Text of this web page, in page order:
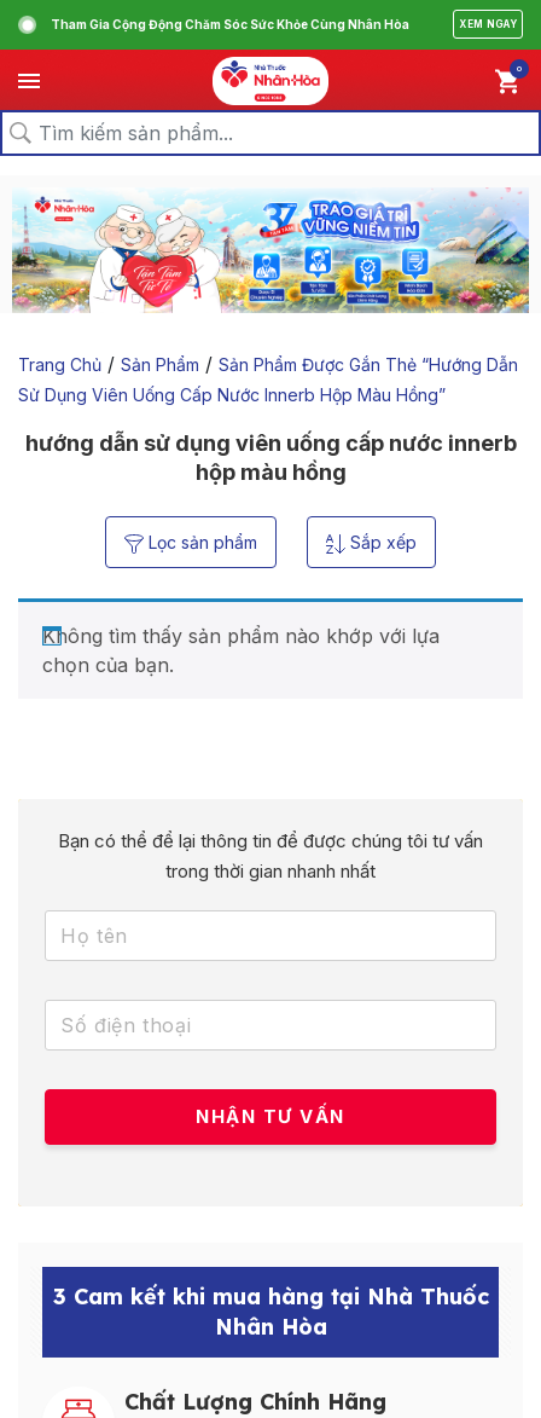
Tham Gia Cộng Động Chăm Sóc Sức Khỏe Cùng Nhân Hòa XEM NGAY
0
Trang Chủ / Sản Phẩm / Sản Phẩm Được Gắn Thẻ “hướng Dẫn
Sử Dụng Viên Uống Cấp Nước Innerb Hộp Màu Hồng”
hướng dẫn sử dụng viên uống cấp nước innerb
hộp màu hồng
Lọc sản phẩm Sắp xếp
Không tìm thấy sản phẩm nào khớp với lựa
chọn của bạn.
Bạn có thể để lại thông tin để được chúng tôi tư vấn
trong thời gian nhanh nhất
3 Cam kết khi mua hàng tại Nhà Thuốc
Nhân Hòa
Chất Lượng Chính Hãng